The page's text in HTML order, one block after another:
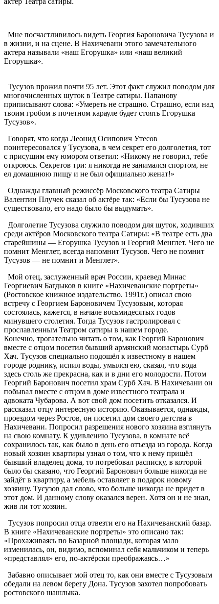
Мне посчастливилось видеть Георгия Бароновича Тусузова и
в жизни, и на сцене. В Нахичевани этого замечательного
актера называли «наш Егорушка» или «наш великий
Егорушка».
Тусузов прожил почти 95 лет. Этот факт служил поводом для
многочисленных шуток в Театре сатиры. Папанову
приписывают слова: «Умереть не страшно. Страшно, если над
твоим гробом в почетном карауле будет стоять Егорушка
Тусузов».
Говорят, что когда Леонид Осипович Утесов
поинтересовался у Тусузова, в чем секрет его долголетия, тот
с присущим ему юмором ответил: «Никому не говорил, тебе
откроюсь. Секретов три: я никогда не занимался спортом, не
ел домашнюю пищу и не был официально женат!»
Однажды главный режиссёр Московского театра Сатиры
Валентин Плучек сказал об актёре так: «Если бы Тусузова не
существовало, его надо было бы выдумать».
Долголетие Тусузова служило поводом для шуток, ходивших
среди актёров Московского театра Сатиры: «В театре есть два
старейшины — Егорушка Тусузов и Георгий Менглет. Чего не
помнит Менглет, всегда напомнит Тусузов. Чего не помнит
Тусузов — не помнит и Менглет».
Мой отец, заслуженный врач России, краевед Минас
Георгиевич Багдыков в книге «Нахичеванские портреты»
(Ростовское книжное издательство. 1991г.) описал свою
встречу с Георгием Бароновичем Тусузовым, которая
состоялась, кажется, в начале восьмидесятых годов
минувшего столетия. Тогда Тусузов гастролировал с
прославленным Театром сатиры в нашем городе.
Конечно, трогательно читать о том, как Георгий Баронович
вместе с отцом посетил бывший армянский монастырь Сурб
Хач. Тусузов специально подошёл к известному в нашем
городе роднику, испил воды, умылся ею, сказал, что вода
здесь столь же прекрасна, как и в дни его молодости. Потом
Георгий Баронович посетил храм Сурб Хач. В Нахичевани он
побывал вместе с отцом в доме известного театрала и
адвоката Чубарова. А вот свой дом посетить отказался. И
рассказал отцу интересную историю. Оказывается, однажды,
проездом через Ростов, он посетил дом своего детства в
Нахичевани. Попросил разрешения нового хозяина взглянуть
на свою комнату. К удивлению Тусузова, в комнате всё
сохранилось так, как было в день его отъезда из города. Когда
новый хозяин квартиры узнал о том, что к нему пришёл
бывший владелец дома, то потребовал расписку, в которой
было бы сказано, что Георгий Баронович больше никогда не
зайдёт в квартиру, а мебель оставляет в подарок новому
хозяину. Тусузов дал слово, что больше никогда не придет в
этот дом. И данному слову оказался верен. Хотя он и не знал,
жив ли тот хозяин.
Тусузов попросил отца отвезти его на Нахичеванский базар.
В книге «Нахичеванские портреты» это описано так:
«Прохаживаясь по Базарной площади, которая мало
изменилась, он, видимо, вспоминал себя мальчиком и теперь
«представлял» его, по-актёрски преображаясь…»
Забавно описывает мой отец то, как они вместе с Тусузовым
обедали на левом берегу Дона. Тусузов захотел попробовать
ростовского шашлыка.